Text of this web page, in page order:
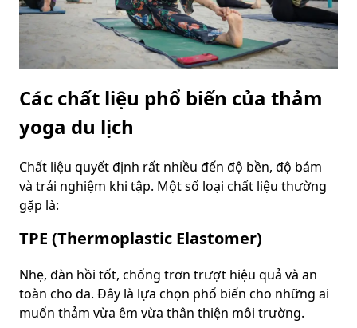
Các chất liệu phổ biến của thảm
yoga du lịch
Chất liệu quyết định rất nhiều đến độ bền, độ bám
và trải nghiệm khi tập. Một số loại chất liệu thường
gặp là:
TPE (Thermoplastic Elastomer)
Nhẹ, đàn hồi tốt, chống trơn trượt hiệu quả và an
toàn cho da. Đây là lựa chọn phổ biến cho những ai
muốn thảm vừa êm vừa thân thiện môi trường.